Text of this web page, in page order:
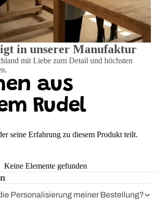
in unserer Manufaktur
mit Liebe zum Detail und höchsten
aus
Rudel
seine Erfahrung zu diesem Produkt teilt.
Keine Elemente gefunden
Personalisierung meiner Bestellung?